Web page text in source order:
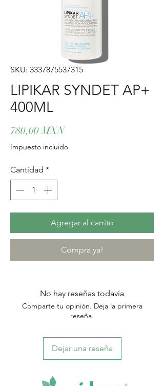
SKU: 3337875537315
LIPIKAR SYNDET AP+
400ML
780,00 MXNPrecio
Impuesto incluido
Cantidad *
Agregar al carrito
Compra ya!
No hay reseñas todavía
Comparte tu opinión. Deja la primera
reseña.
Dejar una reseña